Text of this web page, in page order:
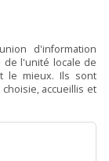
d'information
de l'unité locale de
le mieux. Ils sont
accueillis et